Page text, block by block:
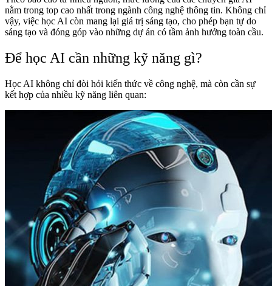
nằm trong top cao nhất trong ngành công nghệ thông tin. Không chỉ
vậy, việc học AI còn mang lại giá trị sáng tạo, cho phép bạn tự do
sáng tạo và đóng góp vào những dự án có tầm ảnh hưởng toàn cầu.
Để học AI cần những kỹ năng gì?
Học AI không chỉ đòi hỏi kiến thức về công nghệ, mà còn cần sự
kết hợp của nhiều kỹ năng liên quan: